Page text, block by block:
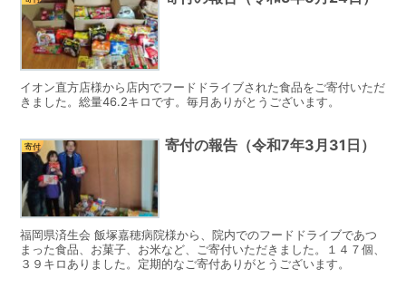
イオン直方店様から店内でフードドライブされた食品をご寄付いただ
きました。総量46.2キロです。毎月ありがとうございます。
寄付 寄付の報告（令和7年3月31日）
福岡県済生会 飯塚嘉穂病院様から、院内でのフードドライブであつ
まった食品、お菓子、お米など、ご寄付いただきました。１４７個、
３９キロありました。定期的なご寄付ありがとうございます。